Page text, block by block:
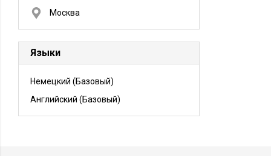
Москва
Языки
Немецкий (Базовый)
Английский (Базовый)